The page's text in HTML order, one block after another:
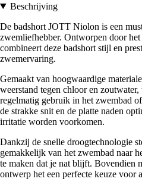
Beschrijving
De badshort JOTT Niolon is een
zwemliefhebber. Ontworpen door
combineert deze badshort stijl en
zwemervaring.
Gemaakt van hoogwaardige
weerstand tegen chloor en
regelmatig gebruik in het zwembad
de strakke snit en de platte naden
irritatie worden voorkomen.
Dankzij de snelle droogtechnologie
gemakkelijk van het zwembad naar
te maken dat je nat blijft. Bovendien
ontwerp het een perfecte keuze voor